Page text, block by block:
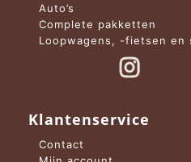
Auto’s
Complete pakketten
Loopwagens, -fietsen en
Klantenservice
Contact